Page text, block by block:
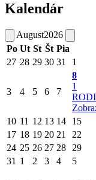
Kalendár
August2026
Po Ut St Št Pia
27 28 29 30 31 1
3 4 5 6 7
8
1
10 11 12 13 14 15
17 18 19 20 21 22
24 25 26 27 28 29
31 1 2 3 4 5